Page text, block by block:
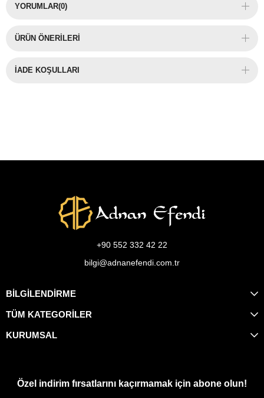
YORUMLAR(0)
ÜRÜN ÖNERILERI
İADE KOŞULLARI
+90 552 332 42 22
bilgi@adnanefendi.com.tr
BİLGİLENDİRME
TÜM KATEGORİLER
KURUMSAL
Özel indirim fırsatlarını kaçırmamak için abone olun!